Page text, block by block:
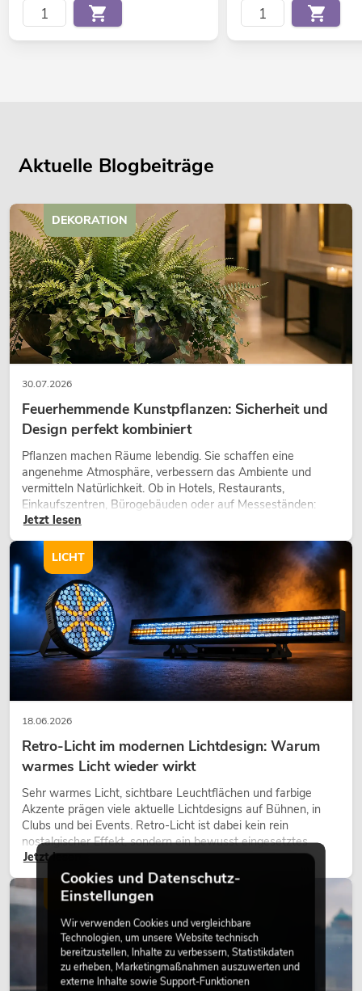
Aktuelle Blogbeiträge
30.07.2026
Feuerhemmende Kunstpflanzen: Sicherheit und
Design perfekt kombiniert
Pflanzen machen Räume lebendig. Sie schaffen eine
angenehme Atmosphäre, verbessern das Ambiente und
vermitteln Natürlichkeit. Ob in Hotels, Restaurants,
Einkaufszentren, Bürogebäuden oder auf Messeständen:
eine hochwertige Begrünung gehört heute längst zum
modernen Raumkonzept.
Jetzt lesen
DEKORATION
18.06.2026
Retro-Licht im modernen Lichtdesign: Warum
warmes Licht wieder wirkt
Sehr warmes Licht, sichtbare Leuchtflächen und farbige
Akzente prägen viele aktuelle Lichtdesigns auf Bühnen, in
Clubs und bei Events. Retro-Licht ist dabei kein rein
nostalgischer Effekt, sondern ein bewusst eingesetztes
Gestaltungsmittel: Es schafft Atmosphäre, gibt Szenen
Charakter und kann technische LED-Setups emotionaler
wirken lassen.
Jetzt lesen
LICHT
LICHT
Cookies und Datenschutz-
Einstellungen
Wir verwenden Cookies und vergleichbare
Technologien, um unsere Website technisch
bereitzustellen, Inhalte zu verbessern, Statistikdaten
zu erheben, Marketingmaßnahmen auszuwerten und
externe Inhalte sowie Support-Funktionen